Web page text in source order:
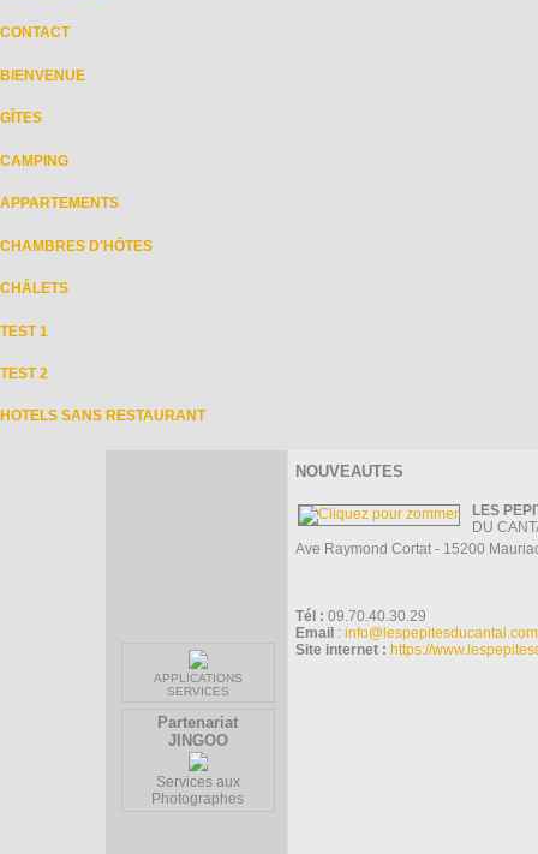
CONTACT
BIENVENUE
GÎTES
CAMPING
APPARTEMENTS
CHAMBRES D'HÔTES
CHÂLETS
TEST 1
TEST 2
HOTELS SANS RESTAURANT
APPLICATIONS
SERVICES
Partenariat
JINGOO
Services aux
Photographes
NOUVEAUTES
LES
DU
Ave Raymond Cortat - 15200
Tél : 09.70.40.30.29
Email : info@lespepitesducantal.com
Site internet : https://